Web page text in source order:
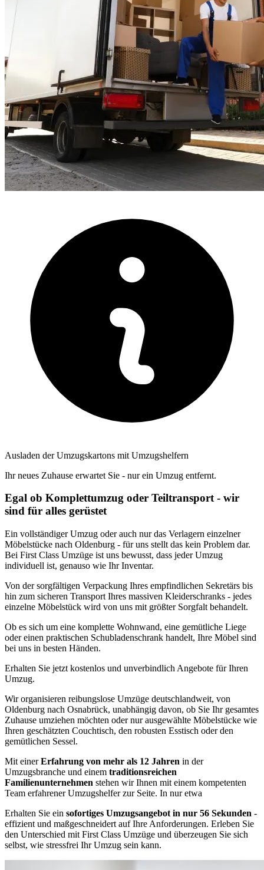
Ausladen der Umzugskartons mit Umzugshelfern
Ihr neues Zuhause erwartet Sie - nur ein Umzug entfernt.
Egal ob Komplettumzug oder Teiltransport - wir
sind für alles gerüstet
Ein vollständiger Umzug oder auch nur das Verlagern einzelner
Möbelstücke nach Oldenburg - für uns stellt das kein Problem dar.
Bei First Class Umzüge ist uns bewusst, dass jeder Umzug
individuell ist, genauso wie Ihr Inventar.
Von der sorgfältigen Verpackung Ihres empfindlichen Sekretärs bis
hin zum sicheren Transport Ihres massiven Kleiderschranks - jedes
einzelne Möbelstück wird von uns mit größter Sorgfalt behandelt.
Ob es sich um eine komplette Wohnwand, eine gemütliche Liege
oder einen praktischen Schubladenschrank handelt, Ihre Möbel sind
bei uns in besten Händen.
Erhalten Sie jetzt kostenlos und unverbindlich Angebote für Ihren
Umzug.
Wir organisieren reibungslose Umzüge deutschlandweit, von
Oldenburg nach Osnabrück, unabhängig davon, ob Sie Ihr gesamtes
Zuhause umziehen möchten oder nur ausgewählte Möbelstücke wie
Ihren geschätzten Couchtisch, den robusten Esstisch oder den
gemütlichen Sessel.
Mit einerErfahrung von mehr als 12 Jahren in der
Umzugsbranche und einem traditionsreichen
Familienunternehmen stehen wir Ihnen mit einem kompetenten
Team erfahrener Umzugshelfer zur Seite. In nur etwa
Erhalten Sie ein sofortiges Umzugsangebot in nur 56 Sekunden -
effizient und maßgeschneidert auf Ihre Anforderungen. Erleben Sie
den Unterschied mit First Class Umzüge und überzeugen Sie sich
selbst, wie stressfrei Ihr Umzug sein kann.